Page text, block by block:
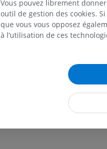
Vous pouvez librement
outil de gestion des cookies.
que vous vous opposez
à l’utilisation de ces